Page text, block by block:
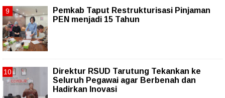
Pemkab Taput Restrukturisasi Pinjaman
PEN menjadi 15 Tahun‎
Direktur RSUD Tarutung Tekankan ke
Seluruh Pegawai agar Berbenah dan
Hadirkan Inovasi